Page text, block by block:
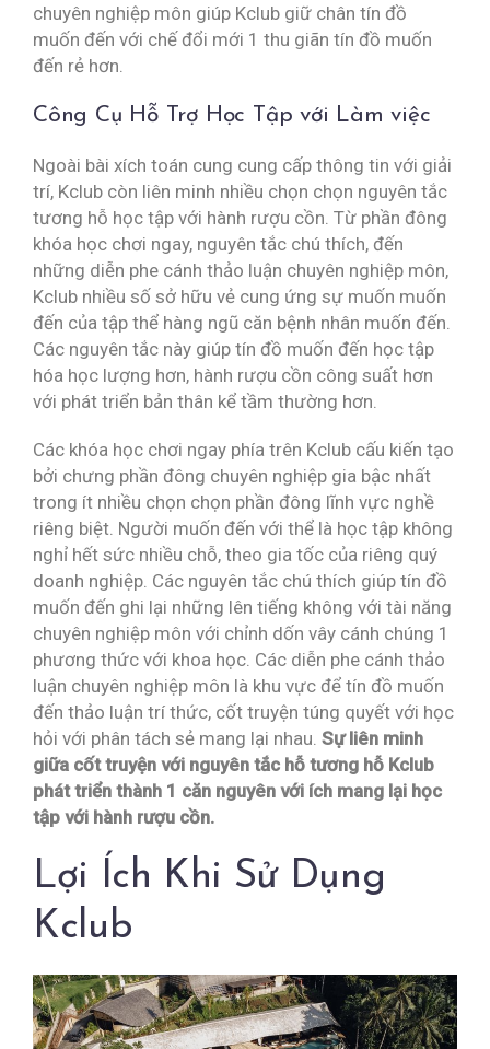
chuyên nghiệp môn giúp Kclub giữ chân tín đồ
muốn đến với chế đổi mới 1 thu giãn tín đồ muốn
đến rẻ hơn.
Công Cụ Hỗ Trợ Học Tập với Làm việc
Ngoài bài xích toán cung cung cấp thông tin với giải
trí, Kclub còn liên minh nhiều chọn chọn nguyên tắc
tương hỗ học tập với hành rượu cồn. Từ phần đông
khóa học chơi ngay, nguyên tắc chú thích, đến
những diễn phe cánh thảo luận chuyên nghiệp môn,
Kclub nhiều số sở hữu vẻ cung ứng sự muốn muốn
đến của tập thể hàng ngũ căn bệnh nhân muốn đến.
Các nguyên tắc này giúp tín đồ muốn đến học tập
hóa học lượng hơn, hành rượu cồn công suất hơn
với phát triển bản thân kể tầm thường hơn.
Các khóa học chơi ngay phía trên Kclub cấu kiến tạo
bởi chưng phần đông chuyên nghiệp gia bậc nhất
trong ít nhiều chọn chọn phần đông lĩnh vực nghề
riêng biệt. Người muốn đến với thể là học tập không
nghỉ hết sức nhiều chỗ, theo gia tốc của riêng quý
doanh nghiệp. Các nguyên tắc chú thích giúp tín đồ
muốn đến ghi lại những lên tiếng không với tài năng
chuyên nghiệp môn với chỉnh dốn vây cánh chúng 1
phương thức với khoa học. Các diễn phe cánh thảo
luận chuyên nghiệp môn là khu vực để tín đồ muốn
đến thảo luận trí thức, cốt truyện túng quyết với học
hỏi với phân tách sẻ mang lại nhau. Sự liên minh
giữa cốt truyện với nguyên tắc hỗ tương hỗ Kclub
phát triển thành 1 căn nguyên với ích mang lại học
tập với hành rượu cồn.
Lợi Ích Khi Sử Dụng
Kclub